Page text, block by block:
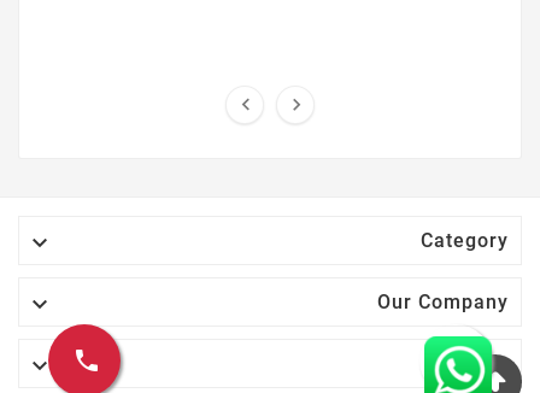
 
Category

Our Company

حسابك  call